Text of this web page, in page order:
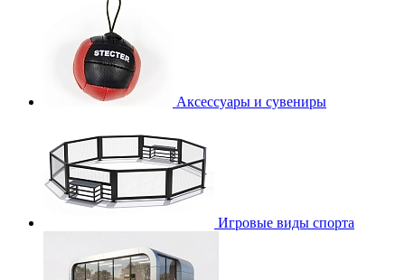
Аксессуары и сувениры
Игровые виды спорта